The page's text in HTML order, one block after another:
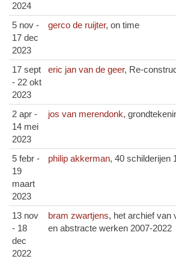
2024
5 nov -
17 dec
2023
gerco de ruijter, on time
17 sept
- 22 okt
2023
eric jan van de geer, Re-
2 apr -
14 mei
2023
jos van merendonk,
5 febr -
19
maart
2023
philip akkerman, 40 schilderijen
13 nov
- 18
dec
2022
bram zwartjens, het archief van
en abstracte werken 2007-2022